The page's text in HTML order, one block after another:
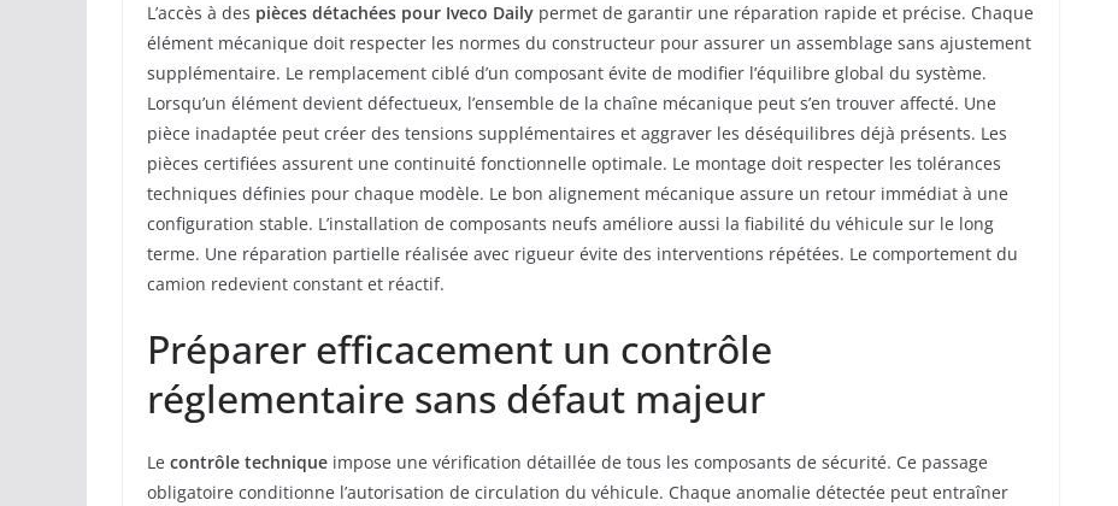
L’accès à des pièces détachées pour Iveco Daily permet de garantir une réparation rapide et précise. Chaque
élément mécanique doit respecter les normes du constructeur pour assurer un assemblage sans ajustement
supplémentaire. Le remplacement ciblé d’un composant évite de modifier l’équilibre global du système.
Lorsqu’un élément devient défectueux, l’ensemble de la chaîne mécanique peut s’en trouver affecté. Une
pièce inadaptée peut créer des tensions supplémentaires et aggraver les déséquilibres déjà présents. Les
pièces certifiées assurent une continuité fonctionnelle optimale. Le montage doit respecter les tolérances
techniques définies pour chaque modèle. Le bon alignement mécanique assure un retour immédiat à une
configuration stable. L’installation de composants neufs améliore aussi la fiabilité du véhicule sur le long
terme. Une réparation partielle réalisée avec rigueur évite des interventions répétées. Le comportement du
camion redevient constant et réactif.
Préparer efficacement un contrôle
réglementaire sans défaut majeur
Le contrôle technique impose une vérification détaillée de tous les composants de sécurité. Ce passage
obligatoire conditionne l’autorisation de circulation du véhicule. Chaque anomalie détectée peut entraîner